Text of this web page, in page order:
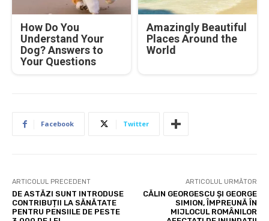
How Do You
Understand Your
Dog? Answers to
Your Questions
Amazingly Beautiful
Places Around the
World
Facebook Twitter
ARTICOLUL PRECEDENT
DE ASTĂZI SUNT INTRODUSE
CONTRIBUȚII LA SĂNĂTATE
PENTRU PENSIILE DE PESTE
ARTICOLUL URMĂTOR
CĂLIN GEORGESCU ȘI GEORGE
SIMION, ÎMPREUNĂ ÎN
MIJLOCUL ROMÂNILOR